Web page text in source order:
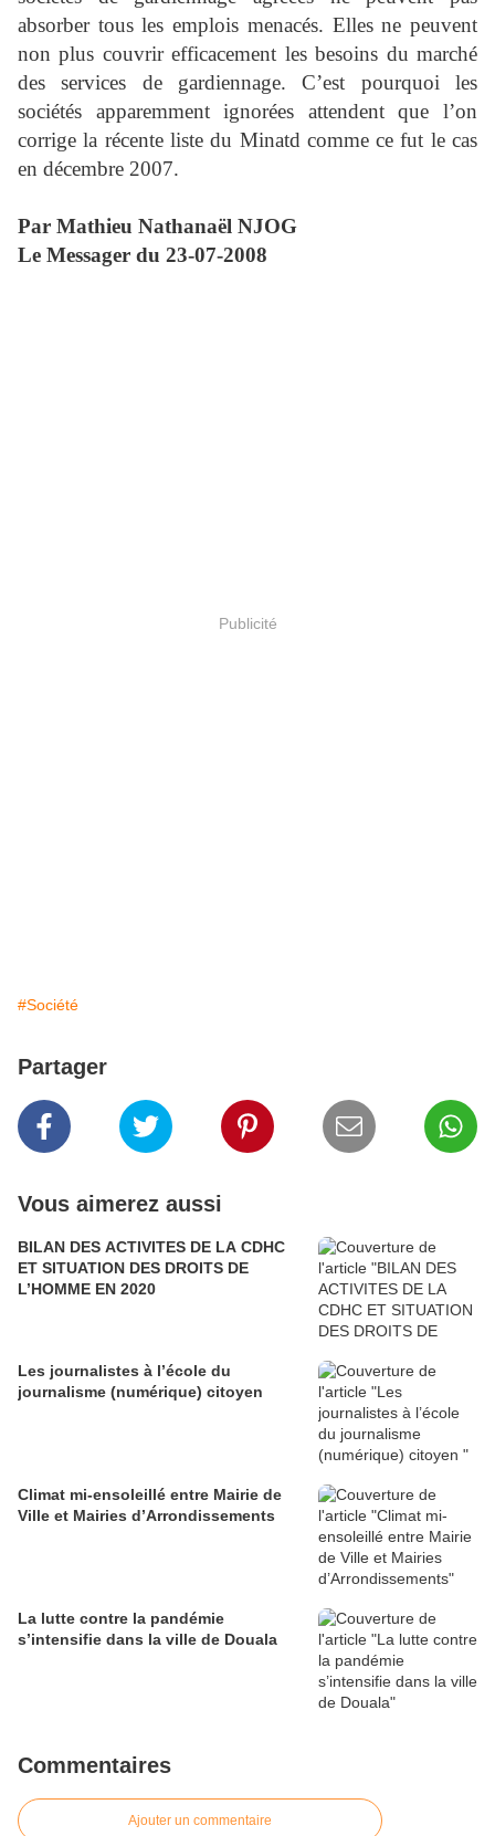
absorber tous les emplois menacés. Elles ne peuvent
non plus couvrir efficacement les besoins du marché
des services de gardiennage. C’est pourquoi les
sociétés apparemment ignorées attendent que l’on
corrige la récente liste du Minatd comme ce fut le cas
en décembre 2007.
Par Mathieu Nathanaël NJOG
Le Messager du 23-07-2008
Publicité
#Société
Partager
Vous aimerez aussi
BILAN DES ACTIVITES DE LA CDHC
ET SITUATION DES DROITS DE
L’HOMME EN 2020
Les journalistes à l’école du
journalisme (numérique) citoyen
Climat mi-ensoleillé entre Mairie de
Ville et Mairies d’Arrondissements
La lutte contre la pandémie
s’intensifie dans la ville de Douala
Commentaires
Ajouter un commentaire